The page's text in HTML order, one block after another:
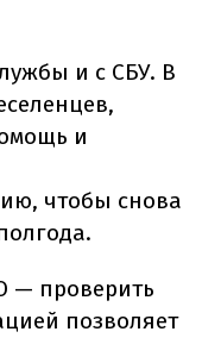
и с СБУ. В
и
чтобы снова
— проверить
позволяет